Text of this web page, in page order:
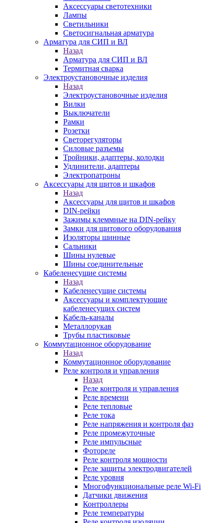
Аксессуары светотехники
Лампы
Светильники
Светосигнальная арматура
Арматура для СИП и ВЛ
Назад
Арматура для СИП и ВЛ
Термитная сварка
Электроустановочные изделия
Назад
Электроустановочные изделия
Вилки
Выключатели
Рамки
Розетки
Светорегуляторы
Силовые разъемы
Тройники, адаптеры, колодки
Удлинители, адаптеры
Электропатроны
Аксессуары для щитов и шкафов
Назад
Аксессуары для щитов и шкафов
DIN-рейки
Зажимы клеммные на DIN-рейку
Замки для щитового оборудования
Изоляторы шинные
Сальники
Шины нулевые
Шины соединительные
Кабеленесущие системы
Назад
Кабеленесущие системы
Аксессуары и комплектующие
кабеленесущих систем
Кабель-каналы
Металлорукав
Трубы пластиковые
Коммутационное оборудование
Назад
Коммутационное оборудование
Реле контроля и управления
Назад
Реле контроля и управления
Реле времени
Реле тепловые
Реле тока
Реле напряжения и контроля фаз
Реле промежуточные
Реле импульсные
Фотореле
Реле контроля мощности
Реле защиты электродвигателей
Реле уровня
Многофункциональные реле Wi-Fi
Датчики движения
Контроллеры
Реле температуры